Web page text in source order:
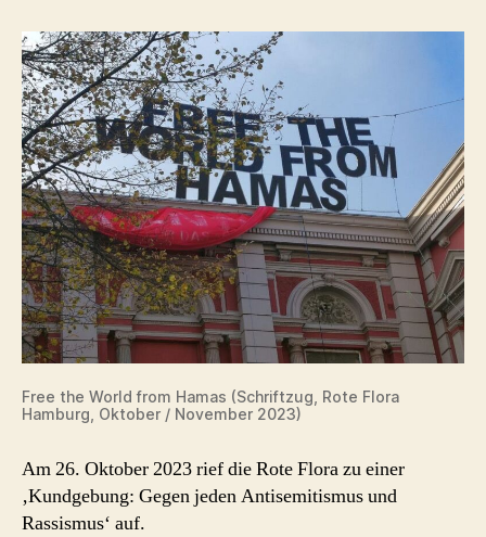
Free the World from Hamas (Schriftzug, Rote Flora
Hamburg, Oktober / November 2023)
Am 26. Oktober 2023 rief die Rote Flora zu einer
‚Kundgebung: Gegen jeden Antisemitismus und
Rassismus‘ auf.